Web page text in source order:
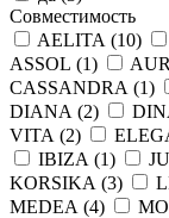
Совместимость
AELITA (10)
ASSOL (1)
CASSANDRA (1)
DIANA (2)
VITA (2)
IBIZA (1)
KORSIKA (3)
MEDEA (4)